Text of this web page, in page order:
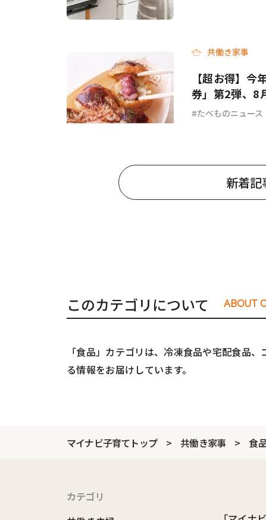
共働き家事
【超お得】
券」第2弾、8
たべものニュース
新着記
このカテゴリについて ABOUT
「食品」カテゴリは、冷凍食品や宅配食品
る情報をお届けしています。
マイナビ子育てトップ 共働き家事 食
カテゴリ